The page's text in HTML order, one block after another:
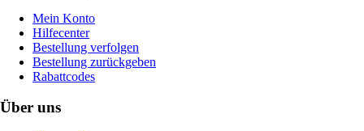
Mein Konto
Hilfecenter
Bestellung verfolgen
Bestellung zurückgeben
Rabattcodes
Über uns